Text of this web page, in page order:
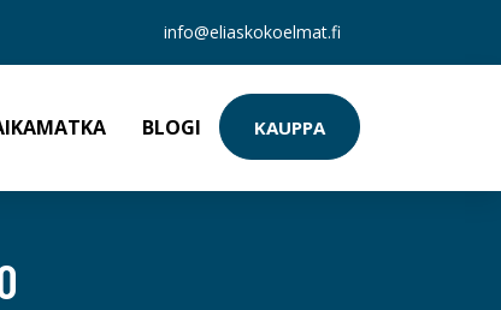
info@eliaskokoelmat.fi
BLOGI KAUPPA